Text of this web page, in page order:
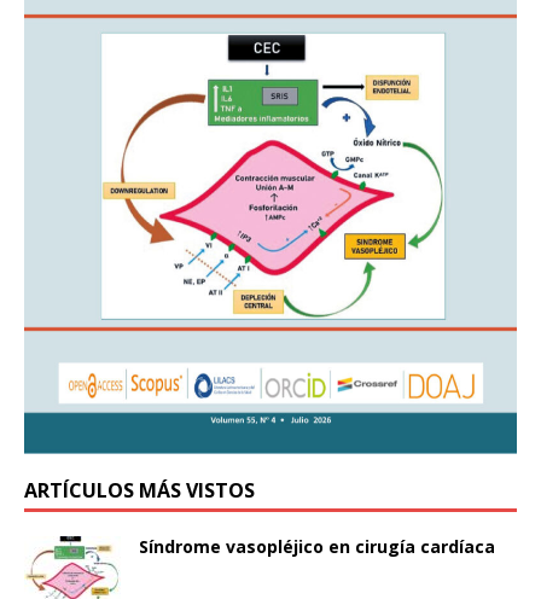
ARTÍCULOS MÁS VISTOS
Síndrome vasopléjico en cirugía cardíaca